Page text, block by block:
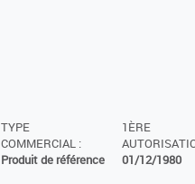
TYPE
COMMERCIAL :
Produit de référence
1ÈRE
01/12/1980